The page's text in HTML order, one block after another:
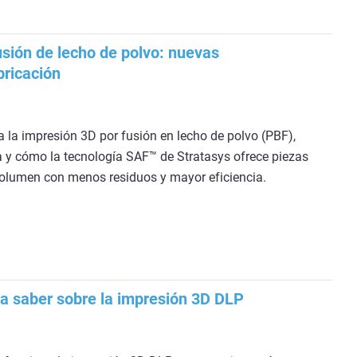
de lecho de polvo: nuevas
la impresión 3D por fusión en lecho de polvo (PBF),
y cómo la tecnología SAF™ de Stratasys ofrece piezas
con menos residuos y mayor eficiencia.
saber sobre la impresión 3D DLP